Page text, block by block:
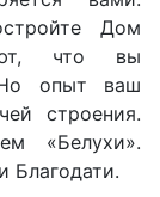
Дом
что вы
опыт ваш
строения.
«Белухи».
Благодати.